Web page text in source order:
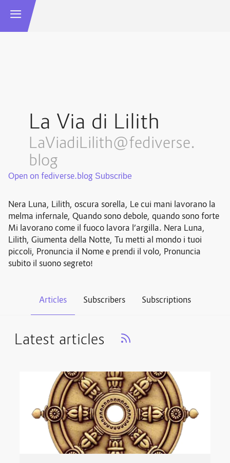
La Via di Lilith
LaViadiLilith@fediverse.
blog
Open on fediverse.blog
Nera Luna, Lilith, oscura sorella, Le cui mani lavorano la
melma infernale, Quando sono debole, quando sono forte
Mi lavorano come il fuoco lavora l’argilla. Nera Luna,
Lilith, Giumenta della Notte, Tu metti al mondo i tuoi
piccoli, Pronuncia il Nome e prendi il volo, Pronuncia
subito il suono segreto!
Articles Subscribers Subscriptions
Latest articles